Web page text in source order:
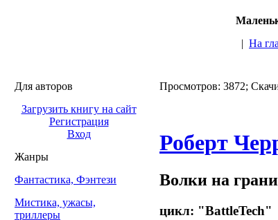
| На
Для авторов
Загрузить книгу на сайт
Регистрация
Вход
Жанры
Фантастика, Фэнтези
Мистика, ужасы,
триллеры
Просмотров: 3872;
Роберт
Волки на
цикл: "BattleTech"